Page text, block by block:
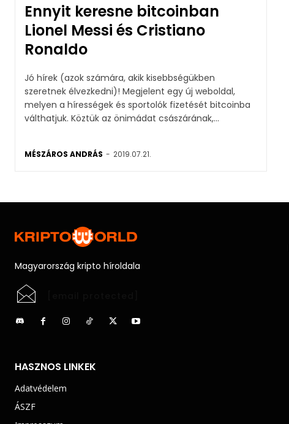
Ennyit keresne bitcoinban
Lionel Messi és Cristiano
Ronaldo
Jó hírek (azok számára, akik kisebbségükben
szeretnek élvezkedni)! Megjelent egy új weboldal,
melyen a hírességek és sportolók fizetését bitcoinba
válthatjuk. Köztük az önimádat császárának,...
MÉSZÁROS ANDRÁS - 2019.07.21.
Magyarország kripto híroldala
HASZNOS LINKEK
Adatvédelem
ÁSZF